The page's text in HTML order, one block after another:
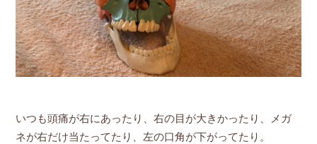
いつも頭痛が右にあったり、右の目が大きかったり、メガ
ネが右だけ当たってたり、左の口角が下がってたり。